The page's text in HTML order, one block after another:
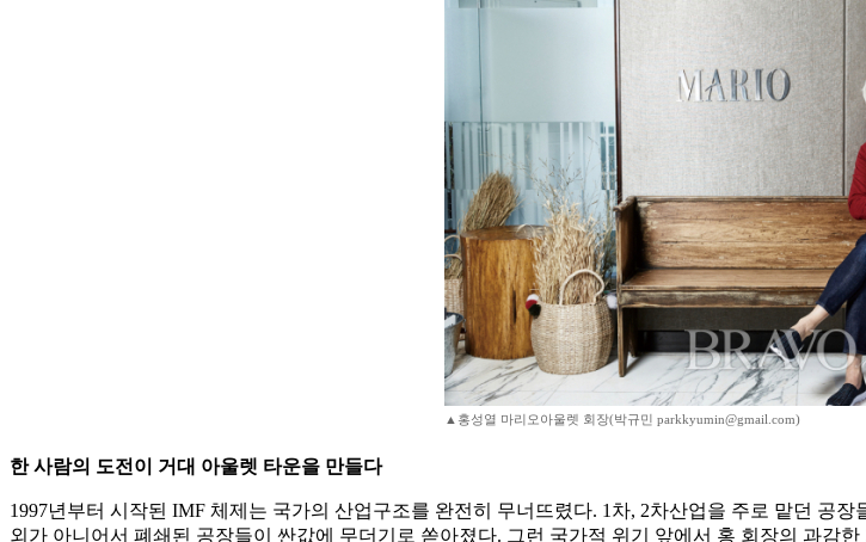
▲홍성열 마리오아울렛 회장(박규민 parkkyumin@gmail.com)
한 사람의 도전이 거대 아울렛 타운을 만들다
1997년부터 시작된 IMF 체제는 국가의 산업구조를 완전히 무너뜨렸다. 1차, 2차산업을 주로 맡던 공
외가 아니어서 폐쇄된 공장들이 싼값에 무더기로 쏟아졌다. 그런 국가적 위기 앞에서 홍 회장의 과감